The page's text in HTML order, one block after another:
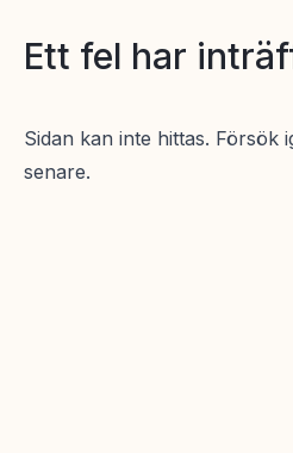
Ett fel har
Sidan kan inte hittas. Försök
senare.